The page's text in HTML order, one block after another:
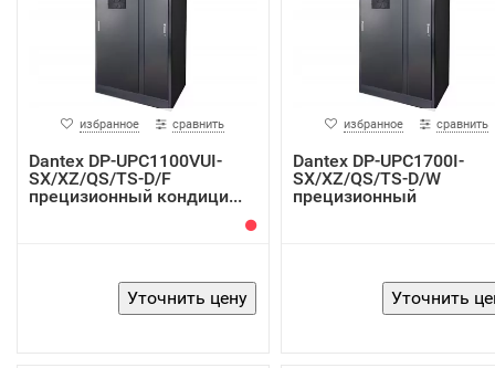
избранное сравнить
Dantex DP-UPC1100VUI-
SX/XZ/QS/TS-D/F
прецизионный кондици...
избранное сравнить
Dantex DP-UPC1700I-
SX/XZ/QS/TS-D/W
прецизионный